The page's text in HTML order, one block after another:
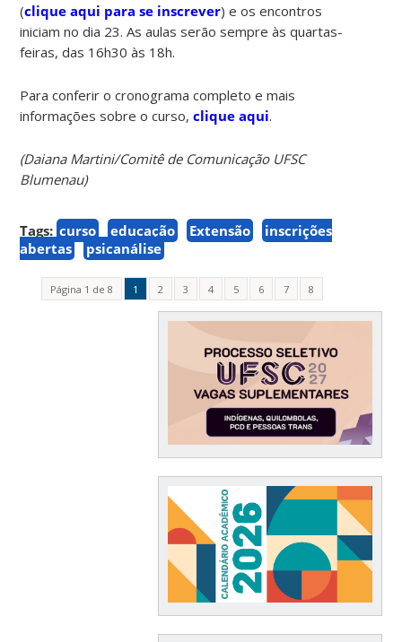
(clique aqui para se inscrever) e os encontros
iniciam no dia 23. As aulas serão sempre às quartas-
feiras, das 16h30 às 18h.
Para conferir o cronograma completo e mais
informações sobre o curso,clique aqui.
(Daiana Martini/Comitê de Comunicação UFSC
Blumenau)
Tags: curso educação Extensão
inscrições
abertas
psicanálise
Página 1 de 8 1 2 3 4 5 6 7 8